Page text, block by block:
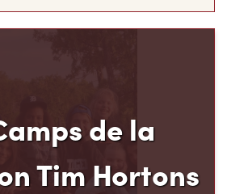
de la
Tim Hortons